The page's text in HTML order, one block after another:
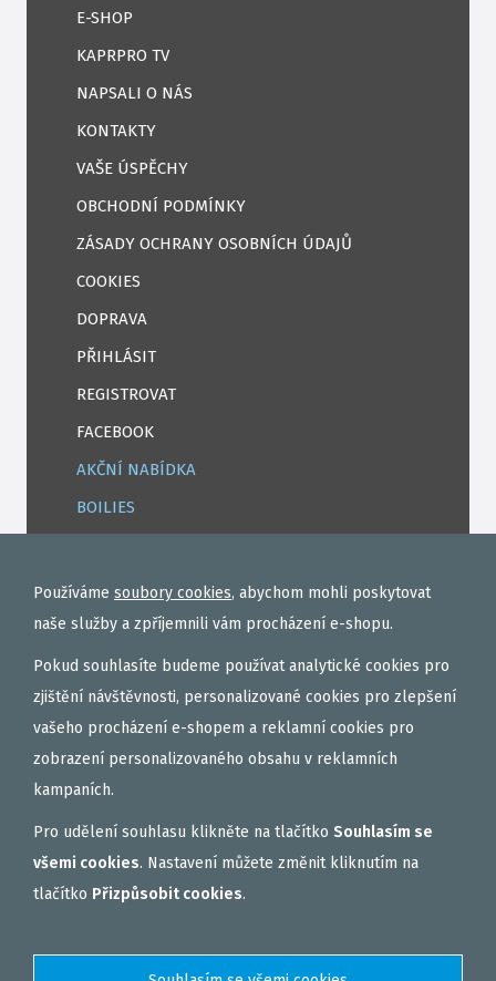
E-SHOP
KAPRPRO TV
NAPSALI O NÁS
KONTAKTY
VAŠE ÚSPĚCHY
OBCHODNÍ PODMÍNKY
ZÁSADY OCHRANY OSOBNÍCH ÚDAJŮ
COOKIES
DOPRAVA
PŘIHLÁSIT
REGISTROVAT
FACEBOOK
AKČNÍ NABÍDKA
BOILIES
TEKUTÉ
OBALOVAČKY
VAŘENÝ PARTIKL
BIŽUTERIE NA MONTÁŽE
DÁRKOVÝ POUKAZ, DÁRKOVÁ KAZETA
AKČNÍ SETY
VNADÍCÍ, KRMÍTKOVÉ SMĚSI
PVA PUNČOCHY A SÁČKY
Používáme soubory cookies, abychom mohli poskytovat
naše služby a zpříjemnili vám procházení e-shopu.
Pokud souhlasíte budeme používat analytické cookies pro
zjištění návštěvnosti, personalizované cookies pro zlepšení
vašeho procházení e-shopem a reklamní cookies pro
zobrazení personalizovaného obsahu v reklamních
kampaních.
Pro udělení souhlasu klikněte na tlačítko Souhlasím se
všemi cookies. Nastavení můžete změnit kliknutím na
tlačítko Přizpůsobit cookies.